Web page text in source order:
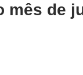
mês de